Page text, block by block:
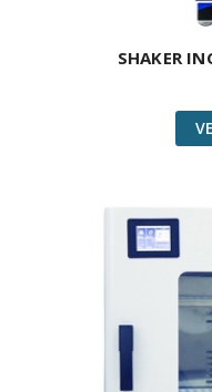
SHAKER